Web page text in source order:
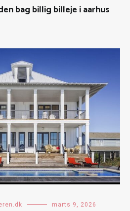
bag billig billeje i aarhus
marts 9, 2026